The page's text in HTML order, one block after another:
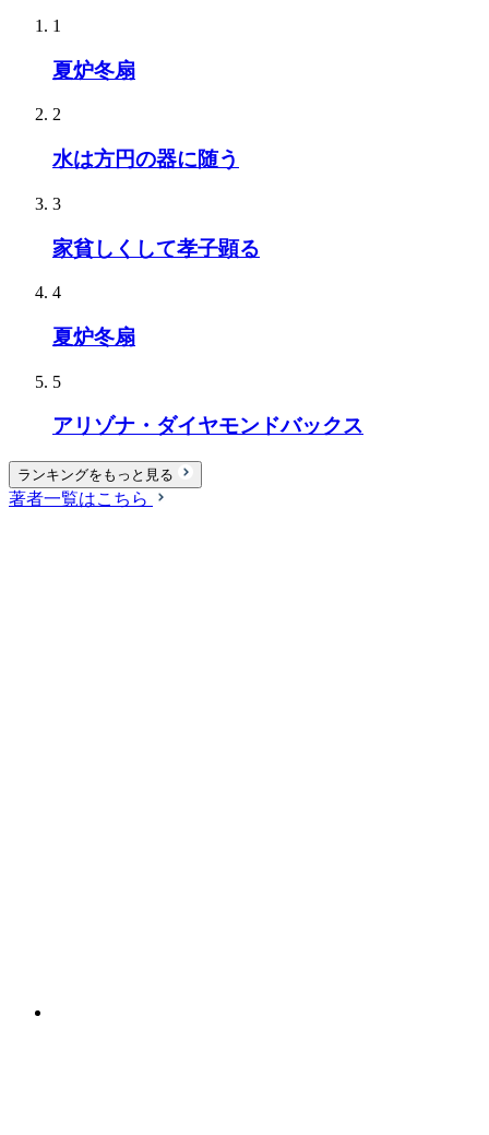
1
夏炉冬扇
2
水は方円の器に随う
3
家貧しくして孝子顕る
4
夏炉冬扇
5
アリゾナ・ダイヤモンドバックス
ランキングをもっと見る
著者一覧はこちら